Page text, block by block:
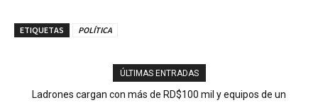
ETIQUETAS POLÍTICA
ÚLTIMAS ENTRADAS
Ladrones cargan con más de RD$100 mil y equipos de un